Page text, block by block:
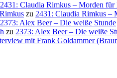
2431: Claudia Rimkus – Morden für
zu 2431: Claudia Rimkus –
2373: Alex Beer – Die weiße Stunde
zu 2373: Alex Beer – Die weiße
mit Frank Goldammer